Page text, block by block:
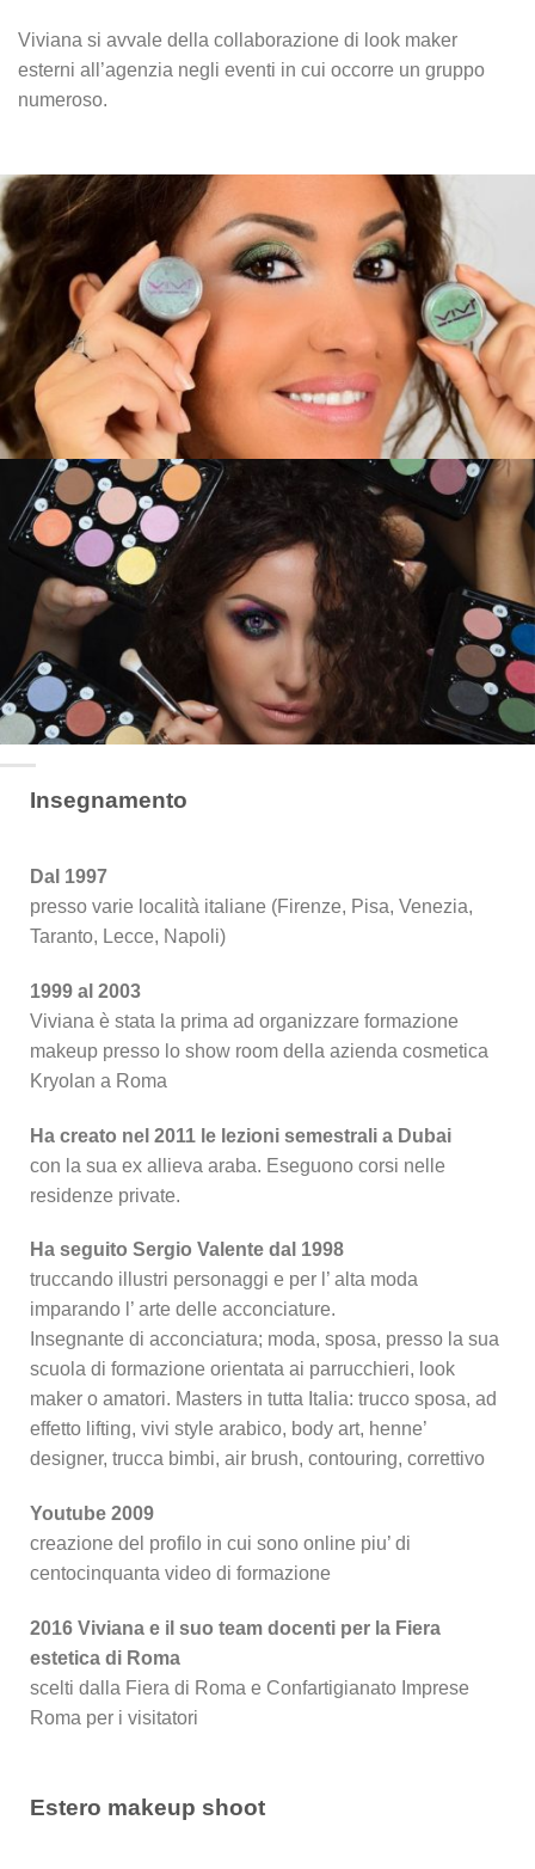
Viviana si avvale della collaborazione di look maker
esterni all’agenzia negli eventi in cui occorre un gruppo
numeroso.
Insegnamento
Dal 1997
presso varie località italiane (Firenze, Pisa, Venezia,
Taranto, Lecce, Napoli)
1999 al 2003
Viviana è stata la prima ad organizzare formazione
makeup presso lo show room della azienda cosmetica
Kryolan a Roma
Ha creato nel 2011 le lezioni semestrali a Dubai
con la sua ex allieva araba. Eseguono corsi nelle
residenze private.
Ha seguito Sergio Valente dal 1998
truccando illustri personaggi e per l’ alta moda
imparando l’ arte delle acconciature.
Insegnante di acconciatura; moda, sposa, presso la sua
scuola di formazione orientata ai parrucchieri, look
maker o amatori. Masters in tutta Italia: trucco sposa, ad
effetto lifting, vivi style arabico, body art, henne’
designer, trucca bimbi, air brush, contouring, correttivo
Youtube 2009
creazione del profilo in cui sono online piu’ di
centocinquanta video di formazione
2016 Viviana e il suo team docenti per la Fiera
estetica di Roma
scelti dalla Fiera di Roma e Confartigianato Imprese
Roma per i visitatori
Estero makeup shoot